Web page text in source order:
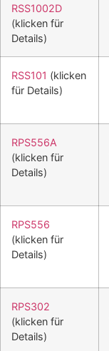
RSS1002D
(klicken für
Details)
RSS101 (klicken
für Details)
RPS556A
(klicken für
Details)
RPS556
(klicken für
Details)
RPS302
(klicken für
Details)